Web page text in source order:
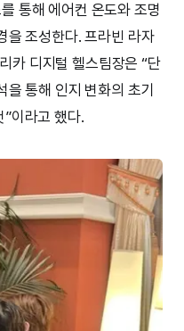
통해 에어컨 온도와 조명
을 조성한다. 프라빈 라자
카 디지털 헬스팀장은 “단
통해 인지 변화의 초기
이라고 했다.